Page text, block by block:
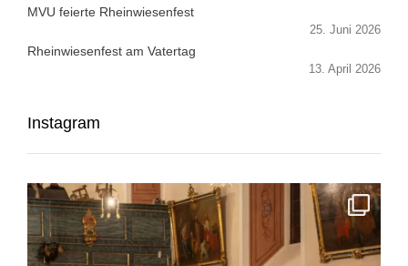
MVU feierte Rheinwiesenfest
25. Juni 2026
Rheinwiesenfest am Vatertag
13. April 2026
Instagram